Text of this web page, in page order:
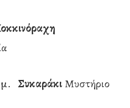
Συκαράκι Μυστήριο